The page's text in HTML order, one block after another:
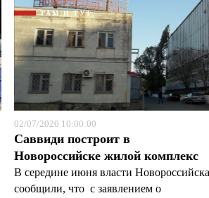
ТАМ И ТУТ
02/07/2020 10:00:00
Саввиди построит в
Новороссийске жилой комплекс
В середине июня власти Новороссийска
сообщили, что с заявлением о